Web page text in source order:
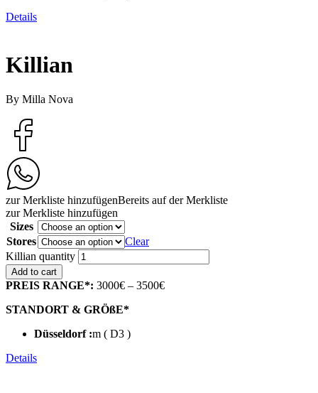
Details
Killian
By Milla Nova
zur Merkliste hinzufügenBereits auf der Merkliste
zur Merkliste hinzufügen
Sizes
Stores
Clear
Killian quantity
Add to cart
PREIS RANGE*: 3000€ – 3500€
STANDORT & GRÖßE*
Düsseldorf :m ( D3 )
Details